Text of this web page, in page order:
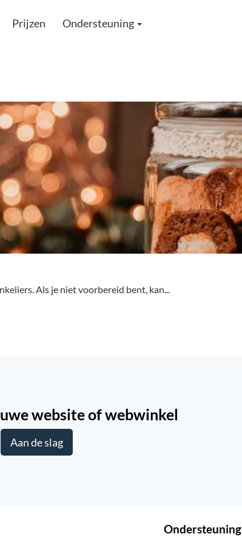
Prijzen Ondersteuning
Als je niet voorbereid bent, kan...
website of webwinkel
Aan de slag
Ondersteuning